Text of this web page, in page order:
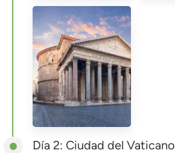
Día 2: Ciudad del Vaticano